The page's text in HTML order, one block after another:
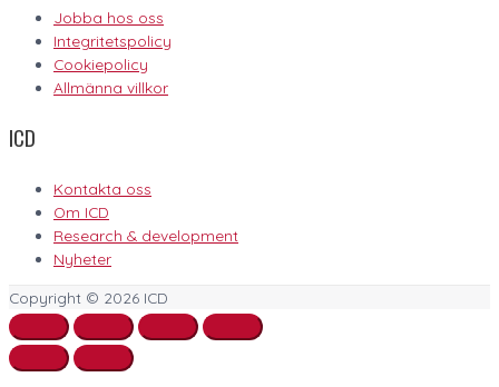
Jobba hos oss
Integritetspolicy
Cookiepolicy
Allmänna villkor
ICD
Kontakta oss
Om ICD
Research & development
Nyheter
Copyright © 2026 ICD